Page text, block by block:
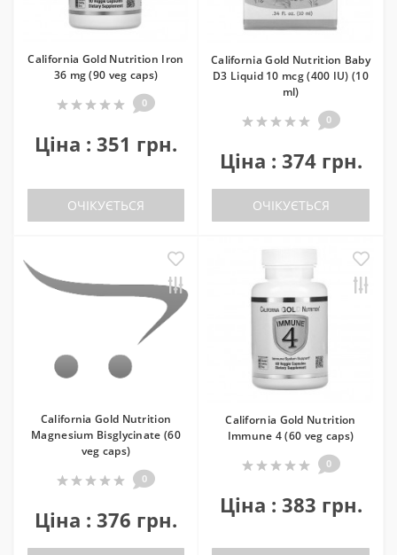
California Gold Nutrition Iron
36 mg (90 veg caps)
0
Ціна : 351 грн.
ОЧІКУЄТЬСЯ
California Gold Nutrition Baby
D3 Liquid 10 mcg (400 IU) (10
ml)
0
Ціна : 374 грн.
ОЧІКУЄТЬСЯ
California Gold Nutrition
Magnesium Bisglycinate (60
veg caps)
0
Ціна : 376 грн.
California Gold Nutrition
Immune 4 (60 veg caps)
0
Ціна : 383 грн.